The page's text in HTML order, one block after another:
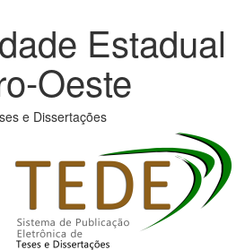
Estadual
Oeste
e Dissertações